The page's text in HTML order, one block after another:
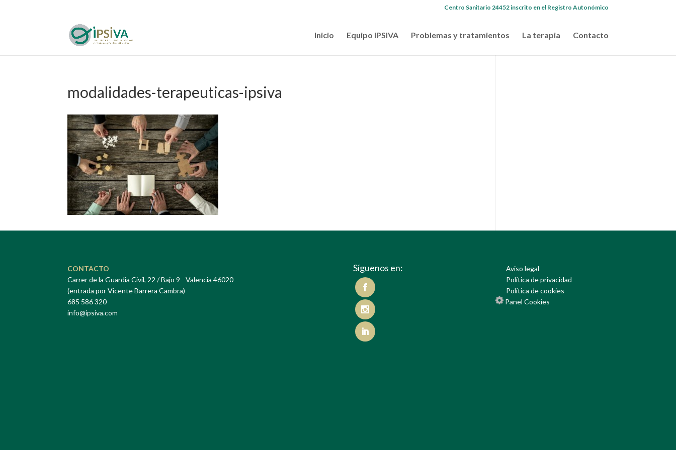
Centro Sanitario 24452 inscrito en el Registro Autonómico
Inicio Equipo IPSIVA Problemas y tratamientos La terapia Contacto
modalidades-terapeuticas-ipsiva
CONTACTO
Carrer de la Guardia Civil, 22 / Bajo 9 - Valencia 46020
(entrada por Vicente Barrera Cambra)
685 586 320
info@ipsiva.com
Síguenos en:
Aviso legal
Política de privacidad
Política de cookies
Panel Cookies